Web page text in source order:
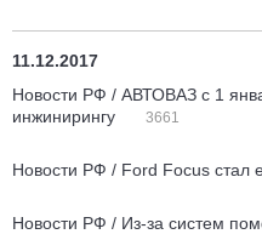
11.12.2017
Новости РФ / АВТОВАЗ с 1
инжинирингу
3661
Новости РФ / Ford Focus стал
Новости РФ / Из-за систем